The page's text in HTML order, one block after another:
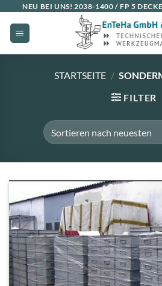
Inhalt
springen
NEU BEI UNS! 2038-1400 / FP 5
STARTSEITE /
FILTER